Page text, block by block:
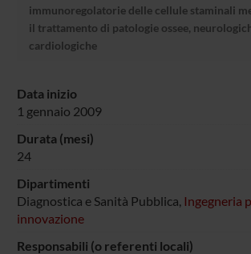
immunoregolatorie delle cellule staminali
il trattamento di patologie ossee,
cardiologiche
Data inizio
1 gennaio 2009
Durata (mesi)
24
Dipartimenti
Diagnostica e Sanità Pubblica, Ingegneria
innovazione
Responsabili (o referenti locali)